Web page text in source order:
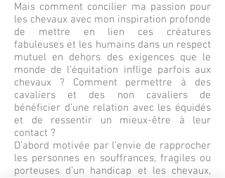
Mais comment concilier ma passion pour
les chevaux avec mon inspiration profonde
de mettre en lien ces créatures
fabuleuses et les humains dans un respect
mutuel en dehors des exigences que le
monde de l’équitation inflige parfois aux
chevaux ? Comment permettre à des
cavaliers et des non cavaliers de
bénéficier d’une relation avec les équidés
et de ressentir un mieux-être à leur
contact ?
D’abord motivée par l’envie de rapprocher
les personnes en souffrances, fragiles ou
porteuses d’un handicap et les chevaux,